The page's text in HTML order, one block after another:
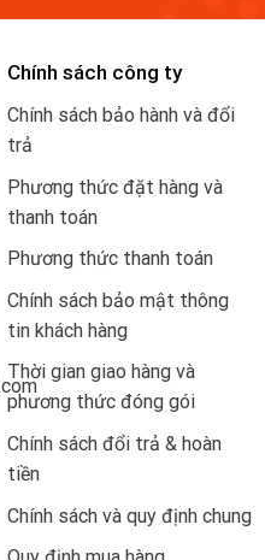
Chính sách công ty
Chính sách bảo hành và đổi
trả
Phương thức đặt hàng và
thanh toán
Phương thức thanh toán
Chính sách bảo mật thông
tin khách hàng
Thời gian giao hàng và
phương thức đóng gói
Chính sách đổi trả & hoàn
tiền
Chính sách và quy định chung